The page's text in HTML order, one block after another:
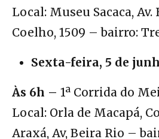
Local: Museu Sacaca,
Coelho, 1509 – bairro:
Sexta-feira, 5 de
Às 6h – 1ª Corrida do
Local: Orla de Macapá,
Araxá, Av, Beira Rio –